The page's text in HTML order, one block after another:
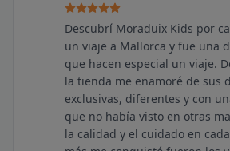
Descubrí Moraduix Kids por
un viaje a Mallorca y fue una
que hacen especial un viaje.
la tienda me enamoré de sus
exclusivas, diferentes y con
que no había visto en otras
la calidad y el cuidado en